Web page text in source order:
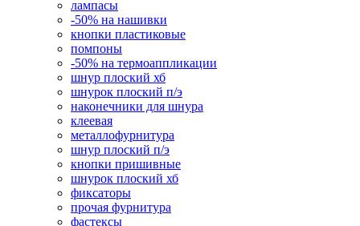
лампасы
-50% на нашивки
кнопки пластиковые
помпоны
-50% на термоаппликации
шнур плоский хб
шнурок плоский п/э
наконечники для шнура
клеевая
металлофурнитура
шнур плоский п/э
кнопки пришивные
шнурок плоский хб
фиксаторы
прочая фурнитура
фастексы